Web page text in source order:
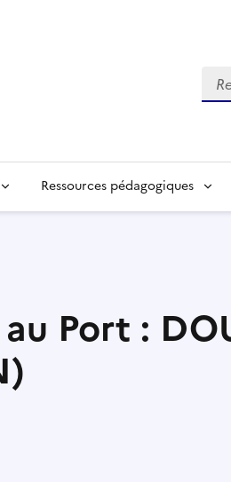
Ressources pédagogiques
Port :